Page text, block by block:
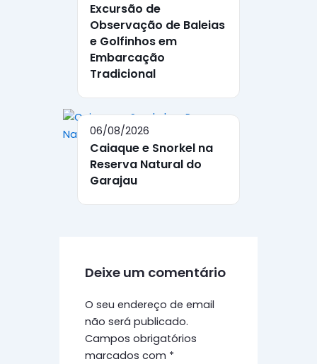
Excursão de
Observação de Baleias
e Golfinhos em
Embarcação
Tradicional
06/08/2026
Caiaque e Snorkel na
Reserva Natural do
Garajau
Deixe um comentário
O seu endereço de email
não será publicado.
Campos obrigatórios
marcados com *